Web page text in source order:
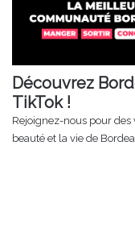
Découvrez
TikTok !
Rejoignez-nous pour
beauté et la vie de